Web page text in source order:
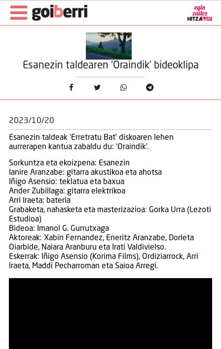
Esanezin taldearen ‘Oraindik’ bideoklipa
2023/10/20
Esanezin taldeak ‘Erretratu Bat’ diskoaren lehen
aurrerapen kantua zabaldu du: ‘Oraindik’.
Sorkuntza eta ekoizpena: Esanezin
Ianire Aranzabe: gitarra akustikoa eta ahotsa
Iñigo Asensio: teklatua eta baxua
Ander Zubillaga: gitarra elektrikoa
Arri Iraeta: bateria
Grabaketa, nahasketa eta masterizazioa: Gorka Urra (Lezoti
Estudioa)
Bideoa: Imanol G. Gurrutxaga
Aktoreak: Xabin Fernandez, Eneritz Aranzabe, Dorleta
Oiarbide, Naiara Aranburu eta Irati Valdivielso.
Eskerrak: Iñigo Asensio (Korima Films), Ordiziarrock, Arri
Iraeta, Maddi Pecharroman eta Saioa Arregi.